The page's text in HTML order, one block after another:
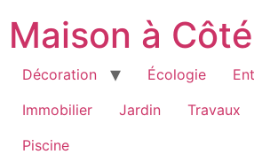
contenu
Maison à Côté
Décoration Écologie
Immobilier
Jardin Travaux
Piscine